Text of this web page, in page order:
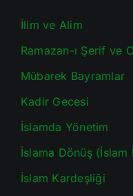
İlim ve Alim
Ramazan-ı Şerif ve
Mübarek Bayramlar
Kadir Gecesi
İslamda Yönetim
İslama Dönüş (İslam
İslam Kardeşliği